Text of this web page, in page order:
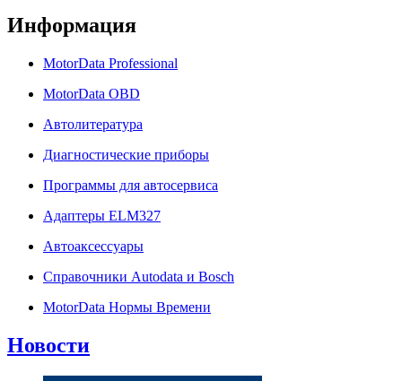
Информация
MotorData Professional
MotorData OBD
Автолитература
Диагностические приборы
Программы для автосервиса
Адаптеры ELM327
Автоаксессуары
Справочники Autodata и Bosch
MotorData Нормы Времени
Новости